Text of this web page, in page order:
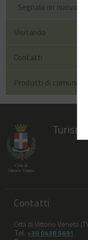
Segnala un nuovo
Visitando
Contatti
Prodotti di
Contatti
Città di Vittorio Veneto
Tel. +39 0438 5691